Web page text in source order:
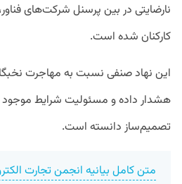
نارضایتی در بین پرسنل شرکت‌های
کارکنان شده است.
این نهاد صنفی نسبت به مهاجرت
هشدار داده و مسئولیت شرایط موجود
تصمیم‌ساز دانسته است.
متن کامل بیانیه انجمن تجارت